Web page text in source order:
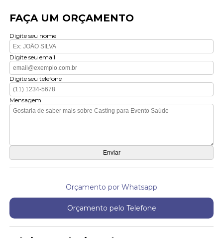
FAÇA UM ORÇAMENTO
Digite seu nome
Digite seu email
Digite seu telefone
Mensagem
Orçamento por Whatsapp
Orçamento pelo Telefone